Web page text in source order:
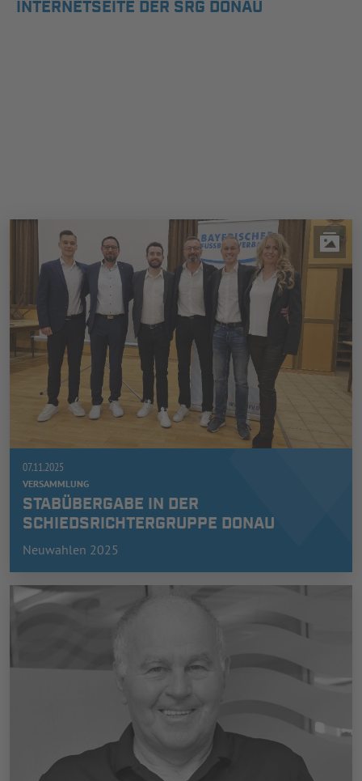
INTERNETSEITE DER SRG DONAU
07.11.2025
VERSAMMLUNG
STABÜBERGABE IN DER
SCHIEDSRICHTERGRUPPE DONAU
Neuwahlen 2025